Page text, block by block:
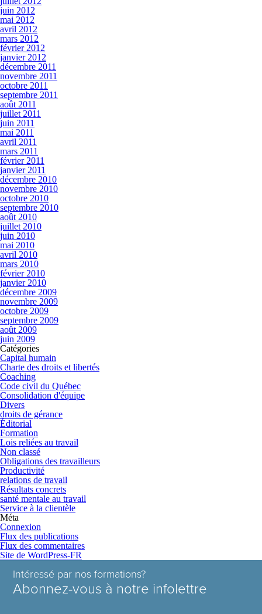
juin 2012
mai 2012
avril 2012
mars 2012
février 2012
janvier 2012
décembre 2011
novembre 2011
octobre 2011
septembre 2011
août 2011
juillet 2011
juin 2011
mai 2011
avril 2011
mars 2011
février 2011
janvier 2011
décembre 2010
novembre 2010
octobre 2010
septembre 2010
août 2010
juillet 2010
juin 2010
mai 2010
avril 2010
mars 2010
février 2010
janvier 2010
décembre 2009
novembre 2009
octobre 2009
septembre 2009
août 2009
juin 2009
Catégories
Capital humain
Charte des droits et libertés
Coaching
Code civil du Québec
Consolidation d'équipe
Divers
droits de gérance
Éditorial
Formation
Lois reliées au travail
Non classé
Obligations des travailleurs
Productivité
relations de travail
Résultats concrets
santé mentale au travail
Service à la clientèle
Méta
Connexion
Flux des publications
Flux des commentaires
Site de WordPress-FR
Intéressé par nos formations?
Abonnez-vous à notre infolettre